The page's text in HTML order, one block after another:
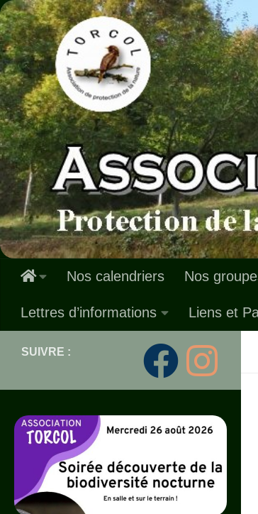
Skip to content
Nos calendriers Nos
Lettres d’informations Liens et
SUIVRE :